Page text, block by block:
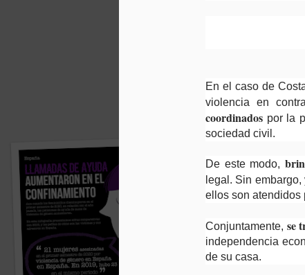
En el caso de
violencia en
coordinados por la
sociedad civil.
De este modo,
legal. Sin
ellos son atendidos
Conjuntamente, se
independencia
de su casa.